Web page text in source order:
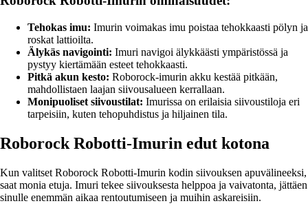
Tehokas imu: Imurin voimakas imu poistaa tehokkaasti pölyn ja
roskat lattioilta.
Älykäs navigointi: Imuri navigoi älykkäästi ympäristössä ja
pystyy kiertämään esteet tehokkaasti.
Pitkä akun kesto: Roborock-imurin akku kestää pitkään,
mahdollistaen laajan siivousalueen kerrallaan.
Monipuoliset siivoustilat: Imurissa on erilaisia siivoustiloja eri
tarpeisiin, kuten tehopuhdistus ja hiljainen tila.
Roborock Robotti-Imurin edut kotona
Kun valitset Roborock Robotti-Imurin kodin siivouksen apuvälineeksi,
saat monia etuja. Imuri tekee siivouksesta helppoa ja vaivatonta, jättäen
sinulle enemmän aikaa rentoutumiseen ja muihin askareisiin.